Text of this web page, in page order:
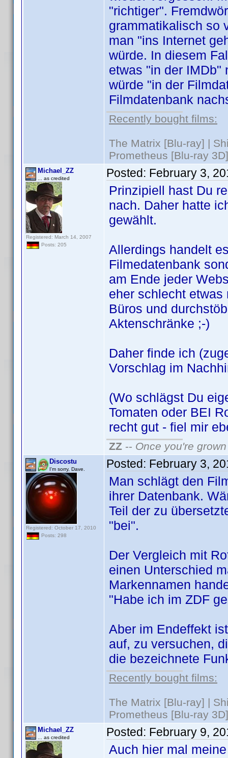
"richtiger".
grammatikalisch so
man "ins Internet
würde. In diesem
etwas "in der IMDb"
würde "in der
Filmdatenbank
Recently bought films:
The Matrix [Blu-ray] |
Prometheus [Blu-ray
Michael_ZZ
... as credited
Registered: March 14, 2007
Posts: 205
Posted: February 3,
Prinzipiell hast Du
nach. Daher hatte
gewählt.
Allerdings handelt
Filmedatenbank
am Ende jeder
eher schlecht
Büros und
Aktenschränke ;-)
Daher finde ich
Vorschlag im
(Wo schlägst Du
Tomaten oder BEI
recht gut - fiel mir
ZZ -- Once you're
Discostu
I'm sorry, Dave.
Registered: October 17, 2010
Posts: 298
Posted: February 3,
Man schlägt den
ihrer Datenbank.
Teil der zu
"bei".
Der Vergleich mit
einen Unterschied
Markennamen
"Habe ich im ZDF
Aber im Endeffekt
auf, zu versuchen,
die bezeichnete
Recently bought films:
The Matrix [Blu-ray] |
Prometheus [Blu-ray
Michael_ZZ
... as credited Posted: February 9,
Auch hier mal